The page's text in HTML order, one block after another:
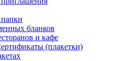
бланков
и кафе
(плакетки)